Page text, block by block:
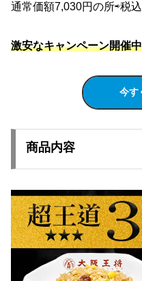
通常価額7,030円の所⇨税込
激安なキャンペーン開催中
今す
商品内容